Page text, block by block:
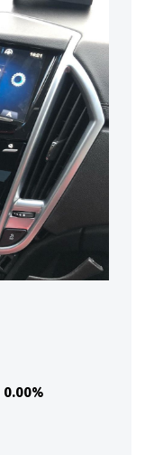
0.00%